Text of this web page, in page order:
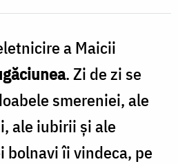
a Maicii
. Zi de zi se
smereniei, ale
ale iubirii și ale
bolnavi îi vindeca, pe